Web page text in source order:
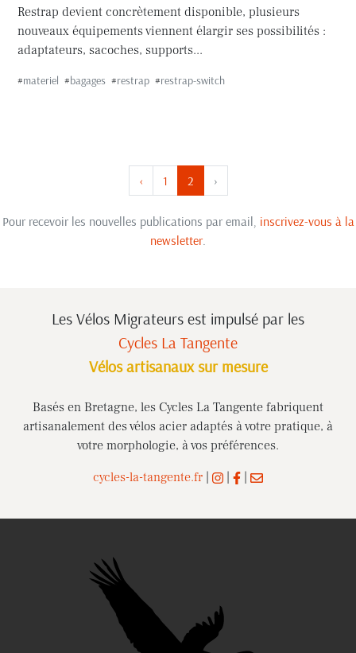
Restrap devient concrètement disponible, plusieurs
nouveaux équipements viennent élargir ses possibilités :
adaptateurs, sacoches, supports...
#materiel #bagages #restrap #restrap-switch
‹ 1 2 ›
Pour recevoir les nouvelles publications par email, inscrivez-vous à la
newsletter.
Les Vélos Migrateurs est impulsé par les
Cycles La Tangente
Vélos artisanaux sur mesure
Basés en Bretagne, les Cycles La Tangente fabriquent
artisanalement des vélos acier adaptés à votre pratique, à
votre morphologie, à vos préférences.
cycles-la-tangente.fr